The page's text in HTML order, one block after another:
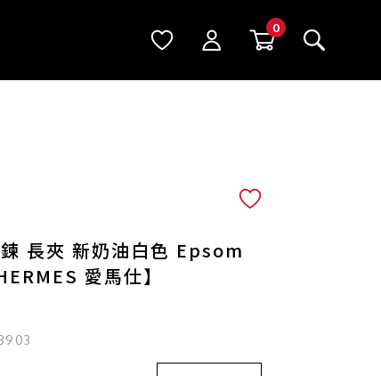
長夾 新奶油白色 Epsom
愛馬仕】